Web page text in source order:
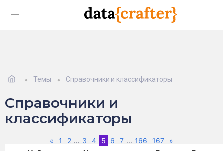
Темы Справочники и классификаторы
Справочники и
классификаторы
« Previous
1 2 ... 3 4 5 (current)
6 7 ... 166 167 »